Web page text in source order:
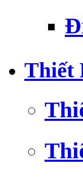
Thiết